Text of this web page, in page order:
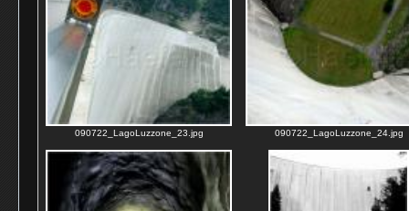
090722_LagoLuzzone_23.jpg 090722_LagoLuzzone_24.jpg